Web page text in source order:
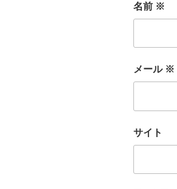
名前 ※
メール ※
サイト